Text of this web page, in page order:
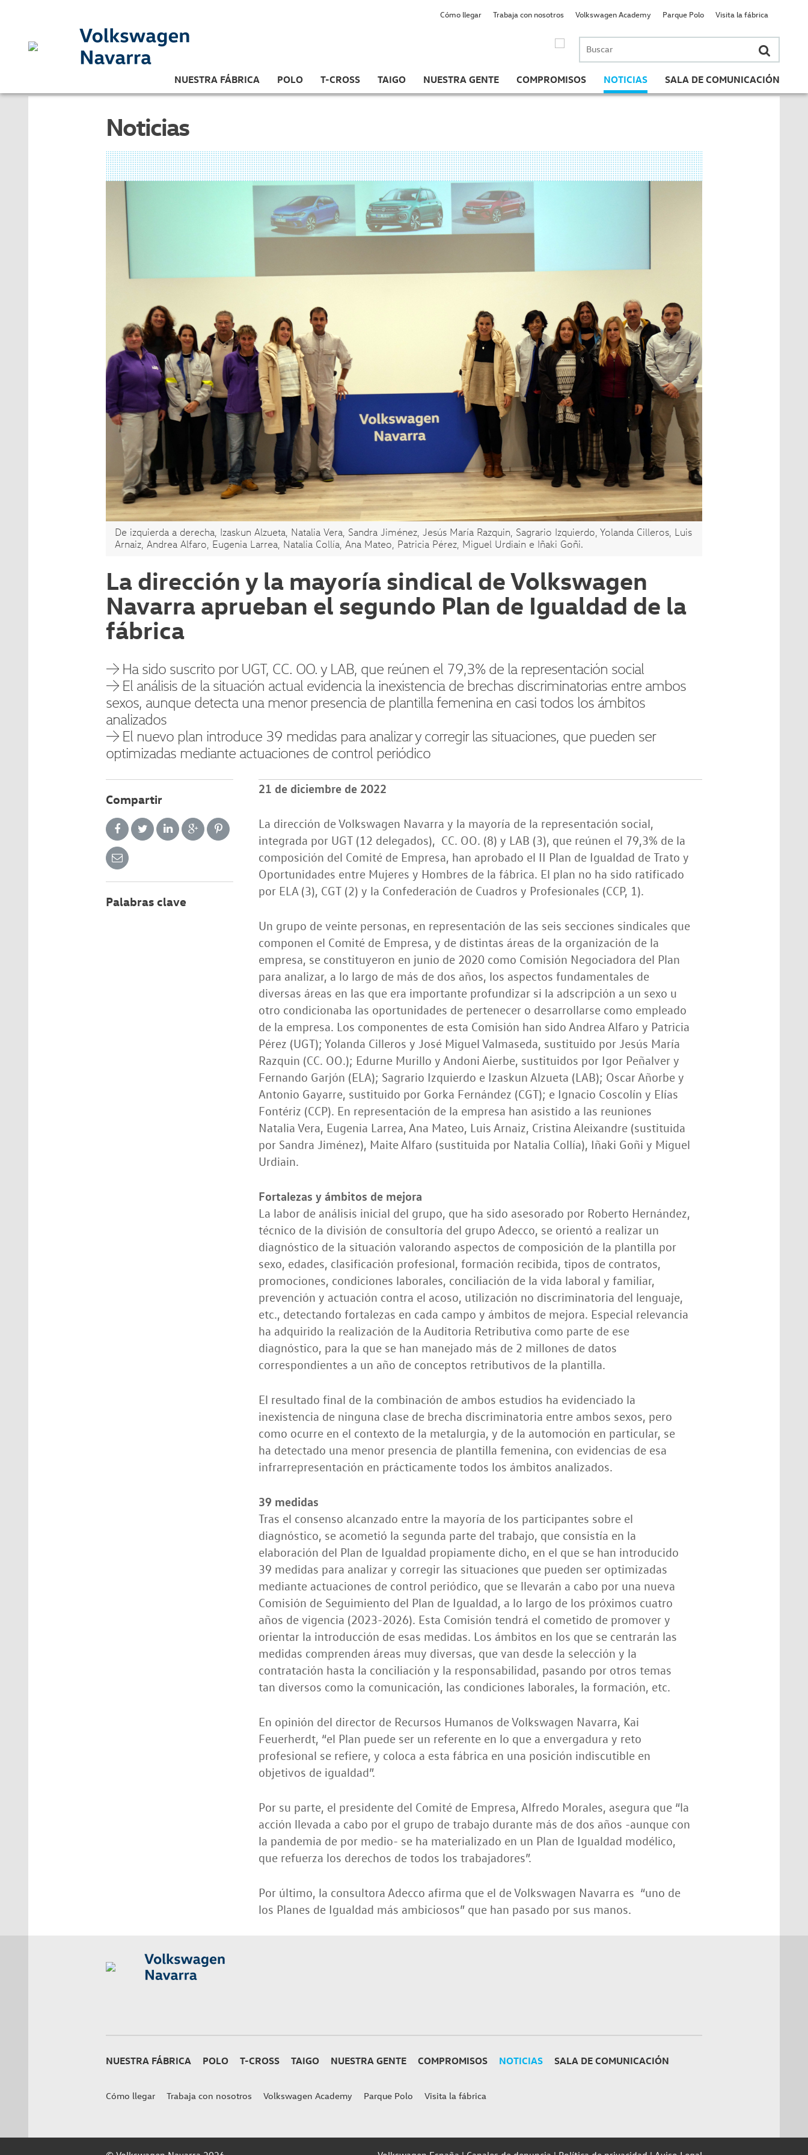
Buscar
por:
NUESTRA FÁBRICA POLO T-CROSS TAIGO NUESTRA GENTE COMPROMISOS NOTICIAS SALA DE COMUNICACIÓN
Cómo llegar Trabaja con nosotros Volkswagen Academy Parque Polo Visita la fábrica
Noticias
De izquierda a derecha, Izaskun Alzueta, Natalia Vera, Sandra Jiménez, Jesús María Razquin, Sagrario Izquierdo, Yolanda Cilleros, Luis
Arnaiz, Andrea Alfaro, Eugenia Larrea, Natalia Collía, Ana Mateo, Patricia Pérez, Miguel Urdiain e Iñaki Goñi.
La dirección y la mayoría sindical de Volkswagen
Navarra aprueban el segundo Plan de Igualdad de la
fábrica
→ Ha sido suscrito por UGT, CC. OO. y LAB, que reúnen el 79,3% de la representación social
→ El análisis de la situación actual evidencia la inexistencia de brechas discriminatorias entre ambos
sexos, aunque detecta una menor presencia de plantilla femenina en casi todos los ámbitos
analizados
→ El nuevo plan introduce 39 medidas para analizar y corregir las situaciones, que pueden ser
optimizadas mediante actuaciones de control periódico
Compartir
Palabras clave
21 de diciembre de 2022
La dirección de Volkswagen Navarra y la mayoría de la representación social,
integrada por UGT (12 delegados), CC. OO. (8) y LAB (3), que reúnen el 79,3% de la
composición del Comité de Empresa, han aprobado el II Plan de Igualdad de Trato y
Oportunidades entre Mujeres y Hombres de la fábrica. El plan no ha sido ratificado
por ELA (3), CGT (2) y la Confederación de Cuadros y Profesionales (CCP, 1).
Un grupo de veinte personas, en representación de las seis secciones sindicales que
componen el Comité de Empresa, y de distintas áreas de la organización de la
empresa, se constituyeron en junio de 2020 como Comisión Negociadora del Plan
para analizar, a lo largo de más de dos años, los aspectos fundamentales de
diversas áreas en las que era importante profundizar si la adscripción a un sexo u
otro condicionaba las oportunidades de pertenecer o desarrollarse como empleado
de la empresa. Los componentes de esta Comisión han sido Andrea Alfaro y Patricia
Pérez (UGT); Yolanda Cilleros y José Miguel Valmaseda, sustituido por Jesús María
Razquin (CC. OO.); Edurne Murillo y Andoni Aierbe, sustituidos por Igor Peñalver y
Fernando Garjón (ELA); Sagrario Izquierdo e Izaskun Alzueta (LAB); Oscar Añorbe y
Antonio Gayarre, sustituido por Gorka Fernández (CGT); e Ignacio Coscolín y Elías
Fontériz (CCP). En representación de la empresa han asistido a las reuniones
Natalia Vera, Eugenia Larrea, Ana Mateo, Luis Arnaiz, Cristina Aleixandre (sustituida
por Sandra Jiménez), Maite Alfaro (sustituida por Natalia Collía), Iñaki Goñi y Miguel
Urdiain.
Fortalezas y ámbitos de mejora
La labor de análisis inicial del grupo, que ha sido asesorado por Roberto Hernández,
técnico de la división de consultoría del grupo Adecco, se orientó a realizar un
diagnóstico de la situación valorando aspectos de composición de la plantilla por
sexo, edades, clasificación profesional, formación recibida, tipos de contratos,
promociones, condiciones laborales, conciliación de la vida laboral y familiar,
prevención y actuación contra el acoso, utilización no discriminatoria del lenguaje,
etc., detectando fortalezas en cada campo y ámbitos de mejora. Especial relevancia
ha adquirido la realización de la Auditoria Retributiva como parte de ese
diagnóstico, para la que se han manejado más de 2 millones de datos
correspondientes a un año de conceptos retributivos de la plantilla.
El resultado final de la combinación de ambos estudios ha evidenciado la
inexistencia de ninguna clase de brecha discriminatoria entre ambos sexos, pero
como ocurre en el contexto de la metalurgia, y de la automoción en particular, se
ha detectado una menor presencia de plantilla femenina, con evidencias de esa
infrarrepresentación en prácticamente todos los ámbitos analizados.
39 medidas
Tras el consenso alcanzado entre la mayoría de los participantes sobre el
diagnóstico, se acometió la segunda parte del trabajo, que consistía en la
elaboración del Plan de Igualdad propiamente dicho, en el que se han introducido
39 medidas para analizar y corregir las situaciones que pueden ser optimizadas
mediante actuaciones de control periódico, que se llevarán a cabo por una nueva
Comisión de Seguimiento del Plan de Igualdad, a lo largo de los próximos cuatro
años de vigencia (2023-2026). Esta Comisión tendrá el cometido de promover y
orientar la introducción de esas medidas. Los ámbitos en los que se centrarán las
medidas comprenden áreas muy diversas, que van desde la selección y la
contratación hasta la conciliación y la responsabilidad, pasando por otros temas
tan diversos como la comunicación, las condiciones laborales, la formación, etc.
En opinión del director de Recursos Humanos de Volkswagen Navarra, Kai
Feuerherdt, “el Plan puede ser un referente en lo que a envergadura y reto
profesional se refiere, y coloca a esta fábrica en una posición indiscutible en
objetivos de igualdad”.
Por su parte, el presidente del Comité de Empresa, Alfredo Morales, asegura que “la
acción llevada a cabo por el grupo de trabajo durante más de dos años -aunque con
la pandemia de por medio- se ha materializado en un Plan de Igualdad modélico,
que refuerza los derechos de todos los trabajadores”.
Por último, la consultora Adecco afirma que el de Volkswagen Navarra es “uno de
los Planes de Igualdad más ambiciosos” que han pasado por sus manos.
NUESTRA FÁBRICA POLO T-CROSS TAIGO NUESTRA GENTE COMPROMISOS NOTICIAS SALA DE COMUNICACIÓN
Cómo llegar Trabaja con nosotros Volkswagen Academy Parque Polo Visita la fábrica